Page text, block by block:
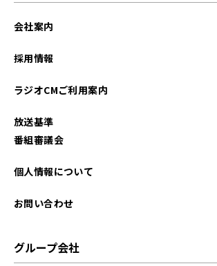
会社案内
採用情報
ラジオCMご利用案内
放送基準
番組審議会
個人情報について
お問い合わせ
グループ会社